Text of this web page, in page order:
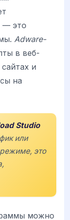
— это
Adware-
в веб-
и
на
Studio
или
это
можно